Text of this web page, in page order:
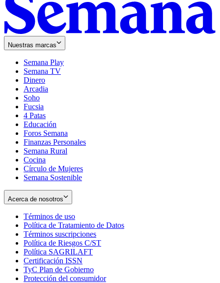
Nuestras marcas
Semana Play
Semana TV
Dinero
Arcadia
Soho
in
new
window
Fucsia
in
new
window
4 Patas
Educación
Foros Semana
Finanzas Personales
Semana Rural
Cocina
Círculo de Mujeres
Semana Sostenible
Acerca de nosotros
Términos de uso
in
new
window
Política de Tratamiento de Datos
Términos suscripciones
in
Política de Riesgos C/ST
Política SAGRILAFT
new
window
Certificación ISSN
in
new
TyC Plan de Gobierno
in
Protección del consumidorOpens